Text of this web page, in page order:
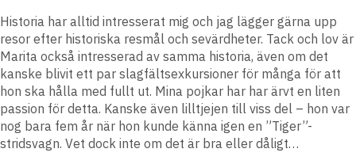
Historia har alltid intresserat mig och jag lägger gärna upp
resor efter historiska resmål och sevärdheter. Tack och lov är
Marita också intresserad av samma historia, även om det
kanske blivit ett par slagfältsexkursioner för många för att
hon ska hålla med fullt ut. Mina pojkar har har ärvt en liten
passion för detta. Kanske även lilltjejen till viss del – hon var
nog bara fem år när hon kunde känna igen en ”Tiger”-
stridsvagn. Vet dock inte om det är bra eller dåligt…